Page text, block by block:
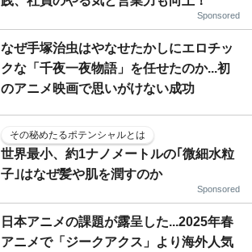
Sponsored
なぜ手塚治虫はやなせたかしにエロチッ
クな「千夜一夜物語」を任せたのか...初
のアニメ映画で思いがけない成功
その秘めたるポテンシャルとは
世界最小、約1ナノメートルの｢微細水粒
子｣はなぜ髪や肌を潤すのか
Sponsored
日本アニメの課題が露呈した...2025年春
アニメで「ジークアクス」より海外人気